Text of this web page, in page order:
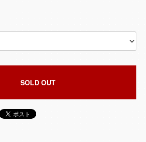
SOLD OUT